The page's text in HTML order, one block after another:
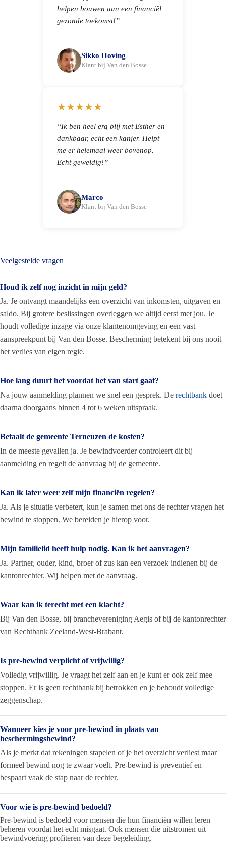
helpen bouwen aan een financiël
gezonde toekomst!”
Sikko Hoving
Klant bij Van den Bosse
★★★★★
“Ik ben heel erg blij met Esther en
dankbaar, echt een kanjer. Helpt
me er helemaal weer bovenop.
Echt geweldig!”
Marco
Klant bij Van den Bosse
Veelgestelde vragen
Houd ik zelf nog inzicht in mijn geld?
Ja. Je ontvangt maandelijks een overzicht van inkomsten, uitgaven en
saldo. Bij grotere beslissingen overleggen we altijd eerst met jou. Je
houdt volledige inzage via onze klantenomgeving en een vast
aanspreekpunt bij Van den Bosse. Bescherming betekent bij ons nooit
het verlies van eigen regie.
Hoe lang duurt het voordat het van start gaat?
Na jouw aanmelding plannen we snel een gesprek. De rechtbank doet
daarna doorgaans binnen 4 tot 6 weken uitspraak.
Betaalt de gemeente Terneuzen de kosten?
In de meeste gevallen ja. Je bewindvoerder controleert dit bij
aanmelding en regelt de aanvraag bij de gemeente.
Kan ik later weer zelf mijn financiën regelen?
Ja. Als je situatie verbetert, kun je samen met ons de rechter vragen het
bewind te stoppen. We bereiden je hierop voor.
Mijn familielid heeft hulp nodig. Kan ik het aanvragen?
Ja. Partner, ouder, kind, broer of zus kan een verzoek indienen bij de
kantonrechter. Wij helpen met de aanvraag.
Waar kan ik terecht met een klacht?
Bij Van den Bosse, bij branchevereniging Aegis of bij de kantonrechter
van Rechtbank Zeeland-West-Brabant.
Is pre-bewind verplicht of vrijwillig?
Volledig vrijwillig. Je vraagt het zelf aan en je kunt er ook zelf mee
stoppen. Er is geen rechtbank bij betrokken en je behoudt volledige
zeggenschap.
Wanneer kies je voor pre-bewind in plaats van
beschermingsbewind?
Als je merkt dat rekeningen stapelen of je het overzicht verliest maar
formeel bewind nog te zwaar voelt. Pre-bewind is preventief en
bespaart vaak de stap naar de rechter.
Voor wie is pre-bewind bedoeld?
Pre-bewind is bedoeld voor mensen die hun financiën willen leren
beheren voordat het echt misgaat. Ook mensen die uitstromen uit
bewindvoering profiteren van deze begeleiding.